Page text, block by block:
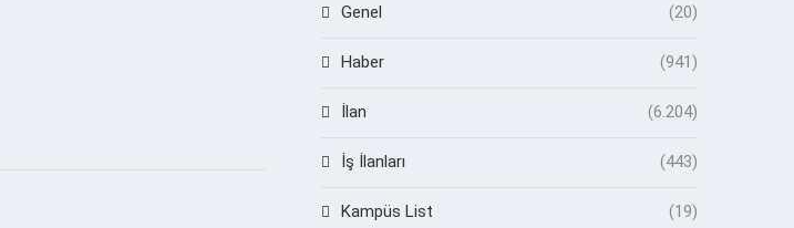
Genel (20)
Haber (941)
İlan (6.204)
İş İlanları (443)
Kampüs List (19)